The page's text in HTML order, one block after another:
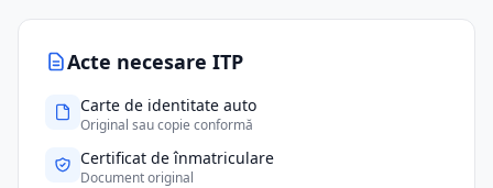
Acte necesare ITP
Carte de identitate auto
Original sau copie conformă
Certificat de înmatriculare
Document original